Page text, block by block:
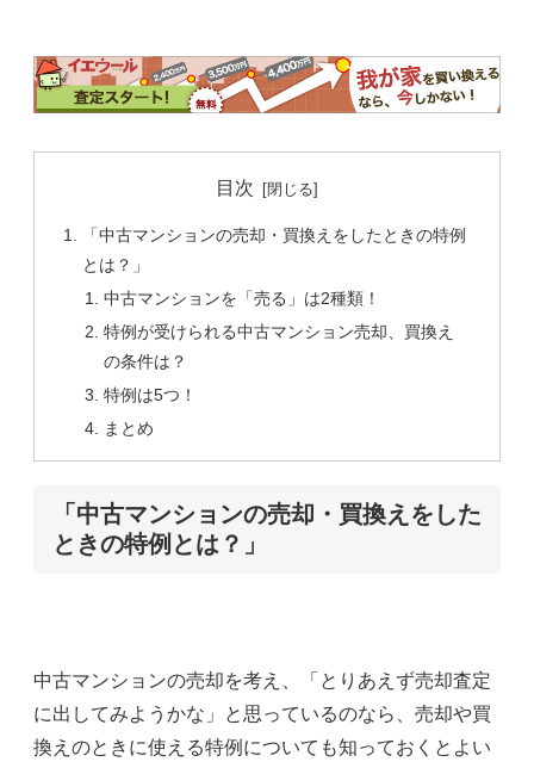
目次
「中古マンションの売却・買換えをしたときの特例
とは？」
中古マンションを「売る」は2種類！
特例が受けられる中古マンション売却、買換え
の条件は？
特例は5つ！
まとめ
「中古マンションの売却・買換えをした
ときの特例とは？」
中古マンションの売却を考え、「とりあえず売却査定
に出してみようかな」と思っているのなら、売却や買
換えのときに使える特例についても知っておくとよい